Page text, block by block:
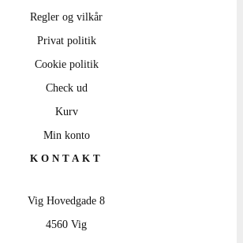
Regler og vilkår
Privat politik
Cookie politik
Check ud
Kurv
Min konto
KONTAKT
Vig Hovedgade 8
4560 Vig